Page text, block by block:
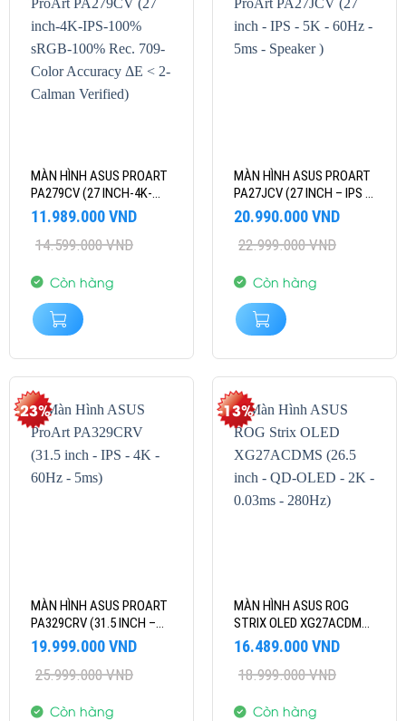
MÀN HÌNH ASUS PROART
PA279CV (27 INCH-4K-
IPS-100% SRGB-100%
REC. 709-COLOR
ACCURACY ΔE < 2-
14.599.000VND
Giá
là:
11.989.000VND
Giá
tại
11.989.000 VND.
Còn hàng
MÀN HÌNH ASUS PROART
PA27JCV (27 INCH – IPS –
5K – 60HZ – 5MS –
SPEAKER )
22.999.000VND
Giá
là:
20.990.000VND
Giá
tại
20.990.000 VND.
Còn hàng
-23%
MÀN HÌNH ASUS PROART
PA329CRV (31.5 INCH –
IPS – 4K – 60HZ – 5MS)
25.999.000VND
Giá
là:
19.999.000VND
Giá
tại
19.999.000 VND.
Còn hàng
-13%
MÀN HÌNH ASUS ROG
STRIX OLED XG27ACDMS
(26.5 INCH – QD-OLED –
2K – 0.03MS – 280HZ)
18.999.000VND
Giá
là:
16.489.000VND
Giá
tại
16.489.000 VND.
Còn hàng